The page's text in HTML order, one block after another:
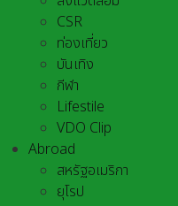
CSR
ท่องเที่ยว
บันเทิง
กีฬา
Lifestile
VDO Clip
Abroad
สหรัฐอเมริกา
ยุโรป